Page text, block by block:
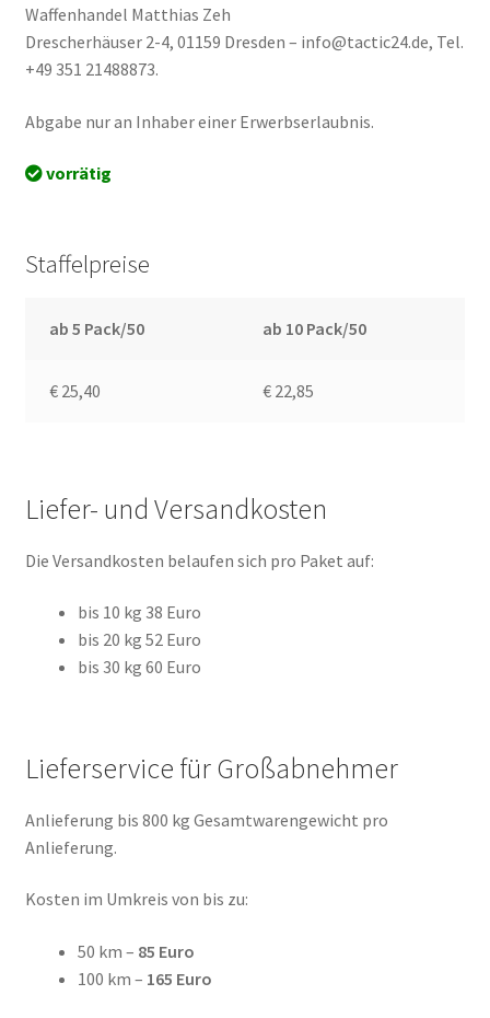
Waffenhandel Matthias Zeh
Drescherhäuser 2-4, 01159 Dresden – info@tactic24.de, Tel.
+49 351 21488873.
Abgabe nur an Inhaber einer Erwerbserlaubnis.
vorrätig
Staffelpreise
ab 5 Pack/50 ab 10 Pack/50
€ 25,40 € 22,85
Liefer- und Versandkosten
Die Versandkosten belaufen sich pro Paket auf:
bis 10 kg 38 Euro
bis 20 kg 52 Euro
bis 30 kg 60 Euro
Lieferservice für Großabnehmer
Anlieferung bis 800 kg Gesamtwarengewicht pro
Anlieferung.
Kosten im Umkreis von bis zu:
50 km – 85 Euro
100 km – 165 Euro